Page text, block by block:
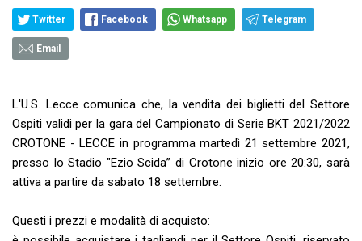
Twitter Facebook Whatsapp Telegram
Email
L'U.S. Lecce comunica che, la vendita dei biglietti del Settore
Ospiti validi per la gara del Campionato di Serie BKT 2021/2022
CROTONE - LECCE in programma martedì 21 settembre 2021,
presso lo Stadio "Ezio Scida” di Crotone inizio ore 20:30, sarà
attiva a partire da sabato 18 settembre.
Questi i prezzi e modalità di acquisto: